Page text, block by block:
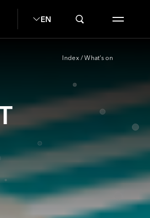
EN
Index / What’s on